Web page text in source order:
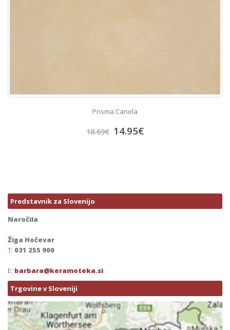
Prisma Canela
18.69€ 14.95€
Predstavnik za Slovenijo
Naročila
Žiga Hočevar
T: 031 255 900
E: barbara@keramoteka.si
Trgovine v Sloveniji